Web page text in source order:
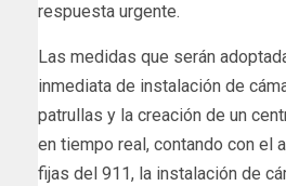
respuesta urgente.
Las medidas que serán
inmediata de instalación de
patrullas y la creación de un
en tiempo real, contando con el
fijas del 911, la instalación de